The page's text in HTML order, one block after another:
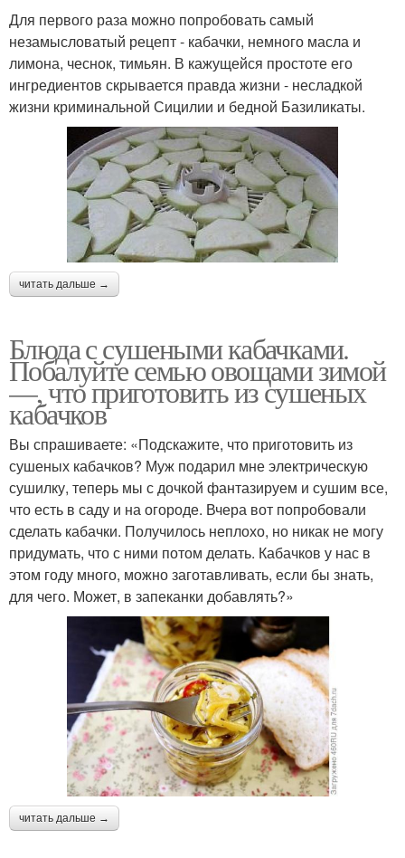
Для первого раза можно попробовать самый
незамысловатый рецепт - кабачки, немного масла и
лимона, чеснок, тимьян. В кажущейся простоте его
ингредиентов скрывается правда жизни - несладкой
жизни криминальной Сицилии и бедной Базиликаты.
читать дальше →
Блюда с сушеными кабачками.
Побалуйте семью овощами зимой
—, что приготовить из сушеных
кабачков
Вы спрашиваете: «Подскажите, что приготовить из
сушеных кабачков? Муж подарил мне электрическую
сушилку, теперь мы с дочкой фантазируем и сушим все,
что есть в саду и на огороде. Вчера вот попробовали
сделать кабачки. Получилось неплохо, но никак не могу
придумать, что с ними потом делать. Кабачков у нас в
этом году много, можно заготавливать, если бы знать,
для чего. Может, в запеканки добавлять?»
читать дальше →